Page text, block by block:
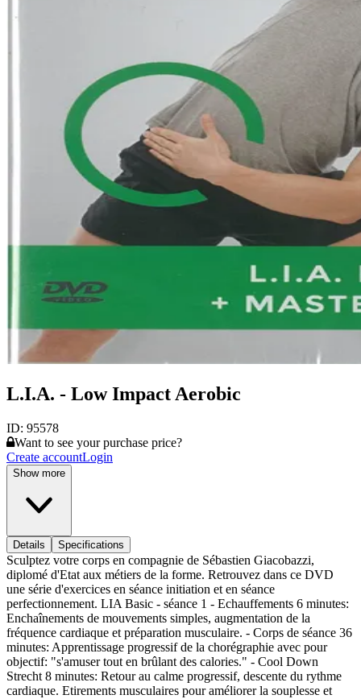
L.I.A. - Low Impact Aerobic
ID: 95578
Want to see your purchase price?
Create accountLogin
Show more
Details Specifications
Sculptez votre corps en compagnie de Sébastien Giacobazzi,
diplomé d'Etat aux métiers de la forme. Retrouvez dans ce DVD
une série d'exercices en séance initiation et en séance
perfectionnement. LIA Basic - séance 1 - Echauffements 6 minutes:
Enchaînements de mouvements simples, augmentation de la
fréquence cardiaque et préparation musculaire. - Corps de séance 36
minutes: Apprentissage progressif de la chorégraphie avec pour
objectif: "s'amuser tout en brûlant des calories." - Cool Down
Strecht 8 minutes: Retour au calme progressif, descente du rythme
cardiaque. Etirements musculaires pour améliorer la souplesse et